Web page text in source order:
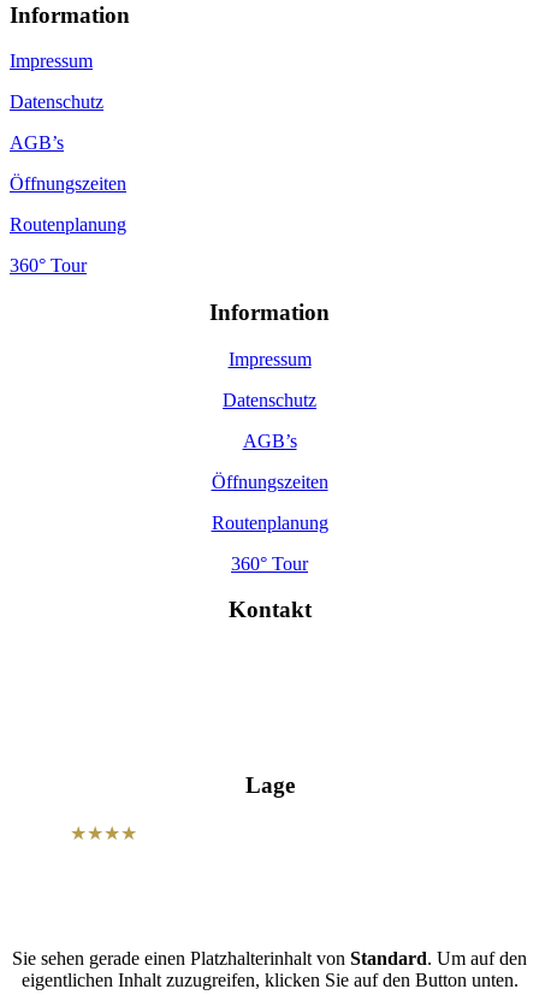
Information
Impressum
Datenschutz
AGB’s
Öffnungszeiten
Routenplanung
360° Tour
Information
Impressum
Datenschutz
AGB’s
Öffnungszeiten
Routenplanung
360° Tour
Kontakt
Lage
★★★★
Sie sehen gerade einen Platzhalterinhalt von Standard. Um auf den
eigentlichen Inhalt zuzugreifen, klicken Sie auf den Button unten.